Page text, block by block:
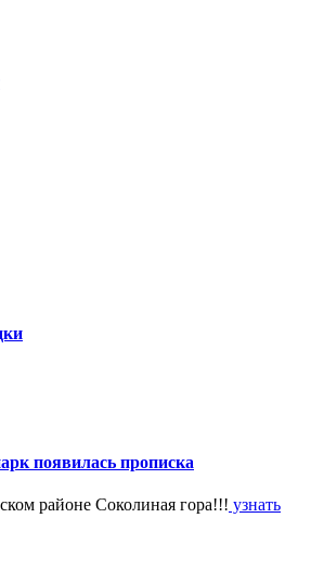
появилась прописка
районе Соколиная гора!!! узнать